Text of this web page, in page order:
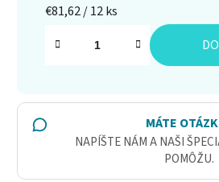
Jednotková cena:
€81,62 / 12 ks
MÁTE
NAPÍŠTE NÁM A NAŠI
POMÔŽU.